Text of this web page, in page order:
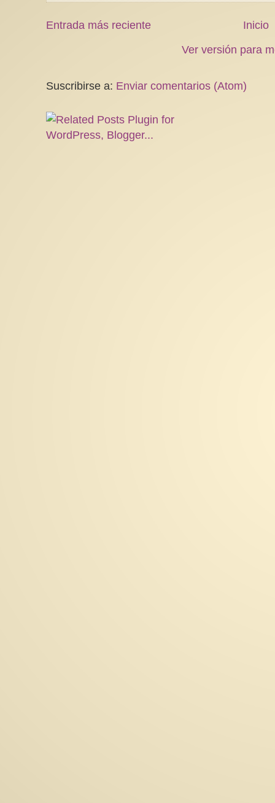
Entrada más reciente
Inicio
Ver versión para
Suscribirse a: Enviar comentarios (Atom)